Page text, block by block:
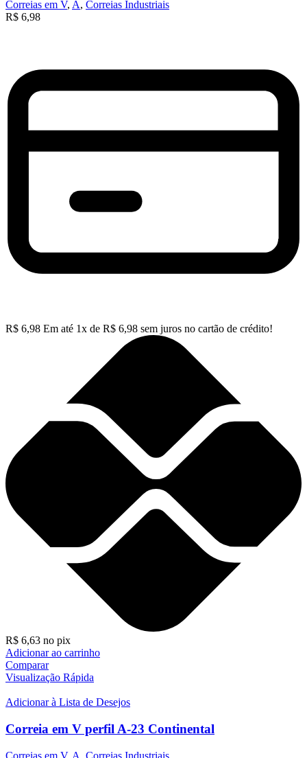
Correias em V, A, Correias Industriais
R$ 6,98
R$ 6,98 Em até 1x de R$ 6,98 sem juros no cartão de crédito!
R$ 6,63 no pix
Adicionar ao carrinho
Comparar
Visualização Rápida
Adicionar à Lista de Desejos
Correia em V perfil A-23 Continental
Correias em V, A Correias Industriais